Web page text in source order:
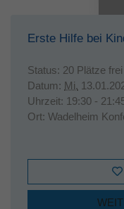
Erste Hilfe bei
Status: 20 Plätze frei
Datum: Mi.
Uhrzeit: 19:30 -
Ort: Wadelheim